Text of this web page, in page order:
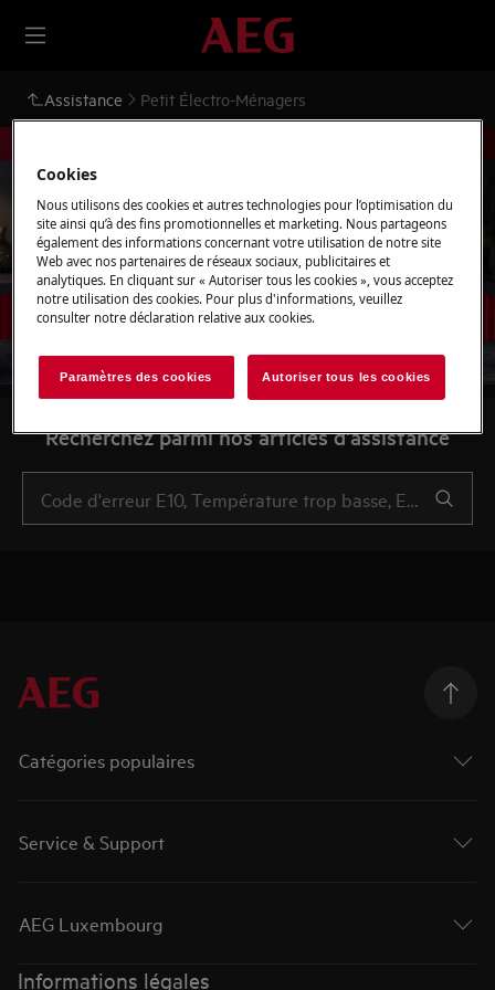
Assistance Petit Électro-Ménagers
Soutien pour Petit Électro-
Ménagers
Recherchez parmi nos articles d'assistance
Catégories populaires
Service & Support
AEG Luxembourg
Informations légales
Cookies
Nous utilisons des cookies et autres technologies pour l’optimisation du
site ainsi qu’à des fins promotionnelles et marketing. Nous partageons
également des informations concernant votre utilisation de notre site
Web avec nos partenaires de réseaux sociaux, publicitaires et
analytiques. En cliquant sur « Autoriser tous les cookies », vous acceptez
notre utilisation des cookies. Pour plus d'informations, veuillez
consulter notre déclaration relative aux cookies.
Paramètres des cookies Autoriser tous les cookies